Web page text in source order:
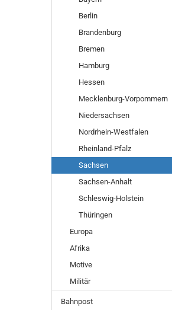
Berlin
Brandenburg
Bremen
Hamburg
Hessen
Mecklenburg-Vorpommern
Niedersachsen
Nordrhein-Westfalen
Rheinland-Pfalz
Sachsen
Sachsen-Anhalt
Schleswig-Holstein
Thüringen
Europa
Afrika
Motive
Militär
Bahnpost